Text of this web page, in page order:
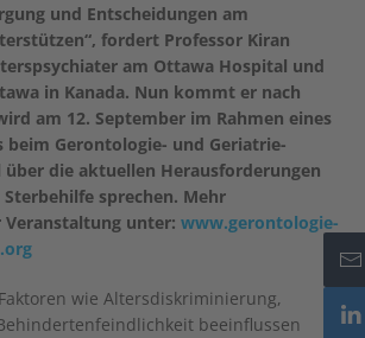
und Entscheidungen am
fordert Professor Kiran
am Ottawa Hospital und
in Kanada. Nun kommt er nach
am 12. September im Rahmen eines
beim Gerontologie- und Geriatrie-
über die aktuellen Herausforderungen
sprechen. Mehr
unter: www.gerontologie-
wie Altersdiskriminierung,
beeinflussen